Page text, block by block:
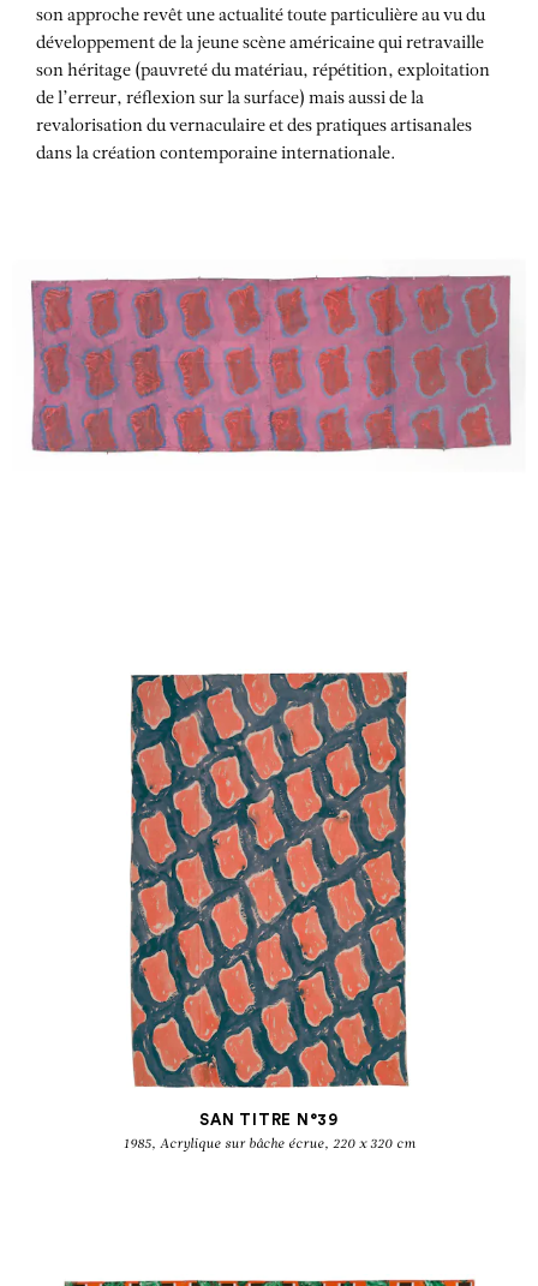
son approche revêt une actualité toute particulière au vu du
développement de la jeune scène américaine qui retravaille
son héritage (pauvreté du matériau, répétition, exploitation
de l’erreur, réflexion sur la surface) mais aussi de la
revalorisation du vernaculaire et des pratiques artisanales
dans la création contemporaine internationale.
SAN TITRE N°39
1985, Acrylique sur bâche écrue, 220 x 320 cm